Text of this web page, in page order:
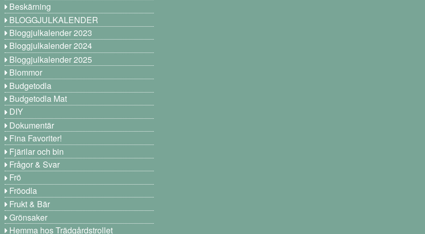
Beskärning
BLOGGJULKALENDER
Bloggjulkalender 2023
Bloggjulkalender 2024
Bloggjulkalender 2025
Blommor
Budgetodla
Budgetodla Mat
DIY
Dokumentär
Fina Favoriter!
Fjärilar och bin
Frågor & Svar
Frö
Fröodla
Frukt & Bär
Grönsaker
Hemma hos Trädgårdstrollet